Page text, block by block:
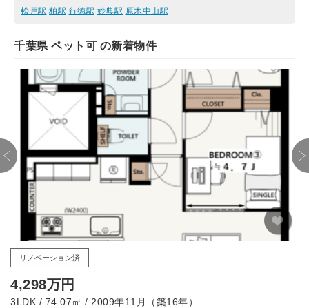
松戸駅 柏駅 行徳駅 妙典駅 原木中山駅
千葉県 ペット可 の新着物件
リノベーション済
4,298万円
3LDK / 74.07㎡ / 2009年11月（築16年）